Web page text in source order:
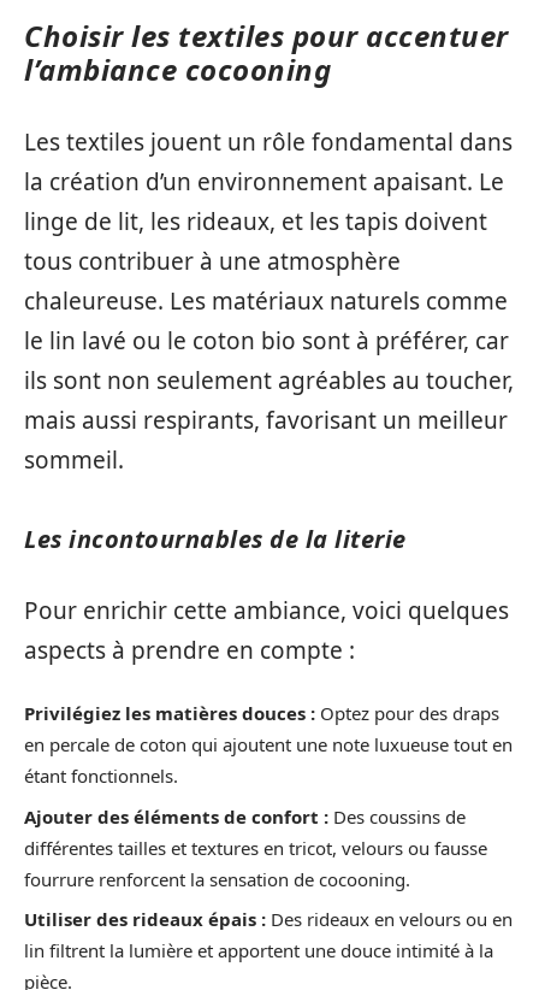
Choisir les textiles pour accentuer
l’ambiance cocooning
Les textiles jouent un rôle fondamental dans
la création d’un environnement apaisant. Le
linge de lit, les rideaux, et les tapis doivent
tous contribuer à une atmosphère
chaleureuse. Les matériaux naturels comme
le lin lavé ou le coton bio sont à préférer, car
ils sont non seulement agréables au toucher,
mais aussi respirants, favorisant un meilleur
sommeil.
Les incontournables de la literie
Pour enrichir cette ambiance, voici quelques
aspects à prendre en compte :
Privilégiez les matières douces : Optez pour des draps
en percale de coton qui ajoutent une note luxueuse tout en
étant fonctionnels.
Ajouter des éléments de confort : Des coussins de
différentes tailles et textures en tricot, velours ou fausse
fourrure renforcent la sensation de cocooning.
Utiliser des rideaux épais : Des rideaux en velours ou en
lin filtrent la lumière et apportent une douce intimité à la
pièce.